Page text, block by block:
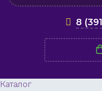
8
Каталог